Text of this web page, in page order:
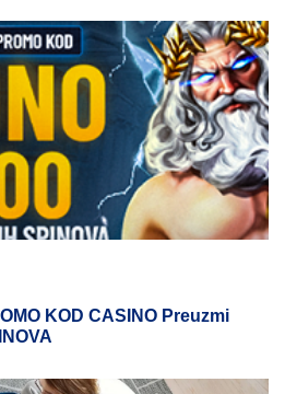
KOD CASINO Preuzmi